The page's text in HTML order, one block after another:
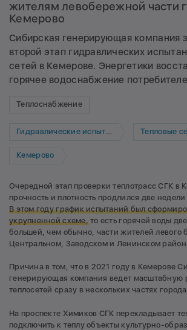
жителям левобережной части
Кемерово
Сибирская генерирующая компания
второй этап гидравлических
сетей в Кемерове. Энергетики
горячее водоснабжение
Теплоснабжение
Гидравлические испытания Тепловые
Кемерово
Очередной этап проверки теплотрасс СГК в
прочность и плотность продлился две
В этом году график испытаний был
укрупненной схеме,то есть горячей воды
большей, чем обычно, части жителей левого
Центральном, Заводском и Ленинском
Причина в том, что в 2021 году в Кемерове
генерирующая компания ведет масштабную
теплосетей сразу в нескольких частях
На проспекте Химиков СГК перекладывает
подключить к теплу объекты культурно-